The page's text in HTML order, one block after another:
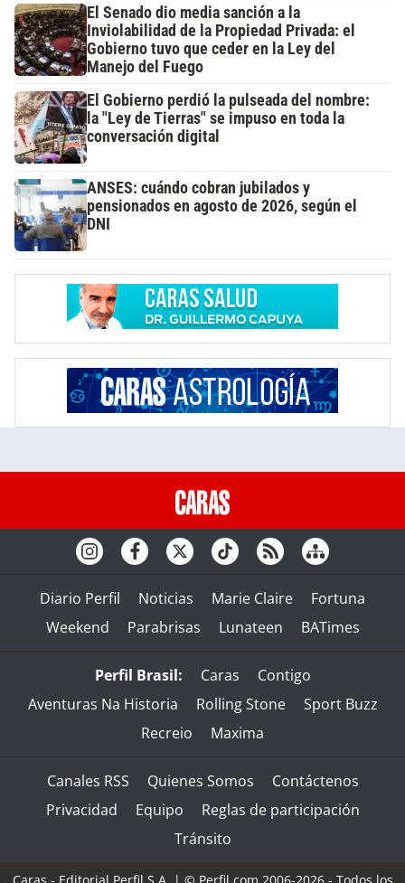
El Senado dio media sanción a la
Inviolabilidad de la Propiedad Privada: el
Gobierno tuvo que ceder en la Ley del
Manejo del Fuego
El Gobierno perdió la pulseada del nombre:
la "Ley de Tierras" se impuso en toda la
conversación digital
ANSES: cuándo cobran jubilados y
pensionados en agosto de 2026, según el
DNI
Diario Perfil Noticias Marie Claire
Fortuna
Weekend
Parabrisas Lunateen BATimes
Perfil Brasil: Caras
Contigo
Aventuras Na Historia
Rolling Stone
Sport Buzz
Recreio
Maxima
Canales RSS Quienes Somos
Contáctenos
Privacidad
Equipo
Reglas de participación
Tránsito
Caras - Editorial Perfil S.A. | © Perfil.com 2006-2026 - Todos los